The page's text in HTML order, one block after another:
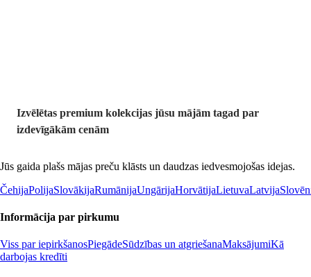
Izvēlētas premium kolekcijas jūsu mājām tagad par
izdevīgākām cenām
Jūs gaida plašs mājas preču klāsts un daudzas iedvesmojošas idejas.
ČehijaPolijaSlovākijaRumānijaUngārijaHorvātijaLietuvaLatvija
Informācija par pirkumu
Viss par iepirkšanosPiegādeSūdzības un atgriešanaMaksājumiKā
darbojas kredīti